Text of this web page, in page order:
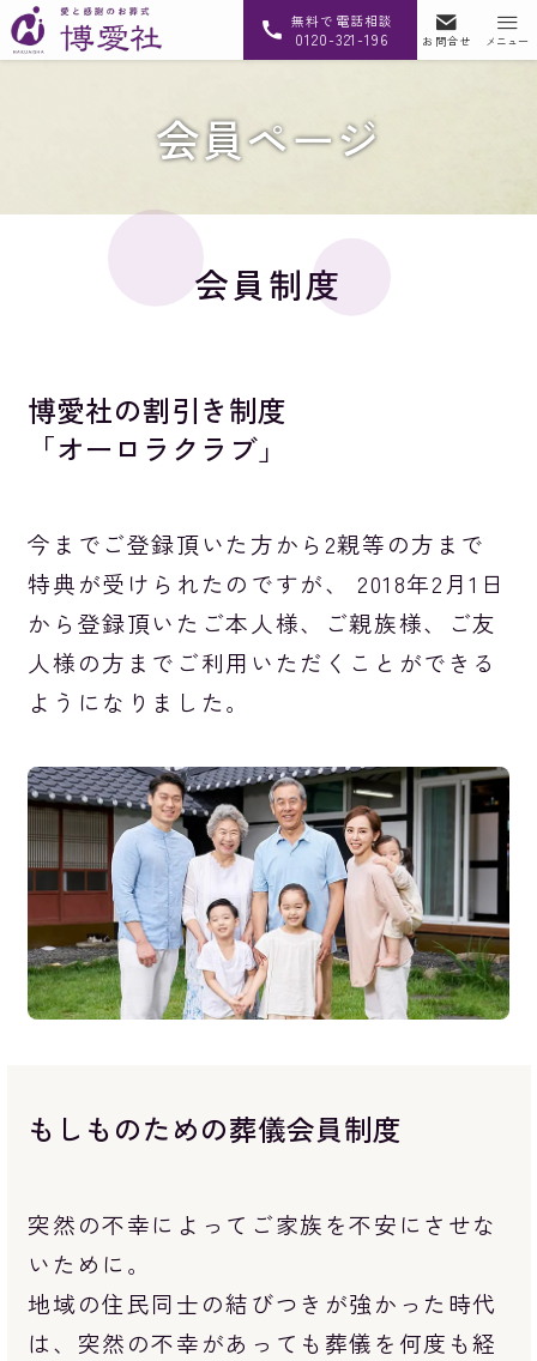
無料で電話相談
0120-321-196 お問合せ メニュー
会員ページ
会員制度
博愛社の割引き制度
「オーロラクラブ」
今までご登録頂いた方から2親等の方まで
特典が受けられたのですが、 2018年2月1日
から登録頂いたご本人様、ご親族様、ご友
人様の方までご利用いただくことができる
ようになりました。
もしものための葬儀会員制度
突然の不幸によってご家族を不安にさせな
いために。
地域の住民同士の結びつきが強かった時代
は、突然の不幸があっても葬儀を何度も経